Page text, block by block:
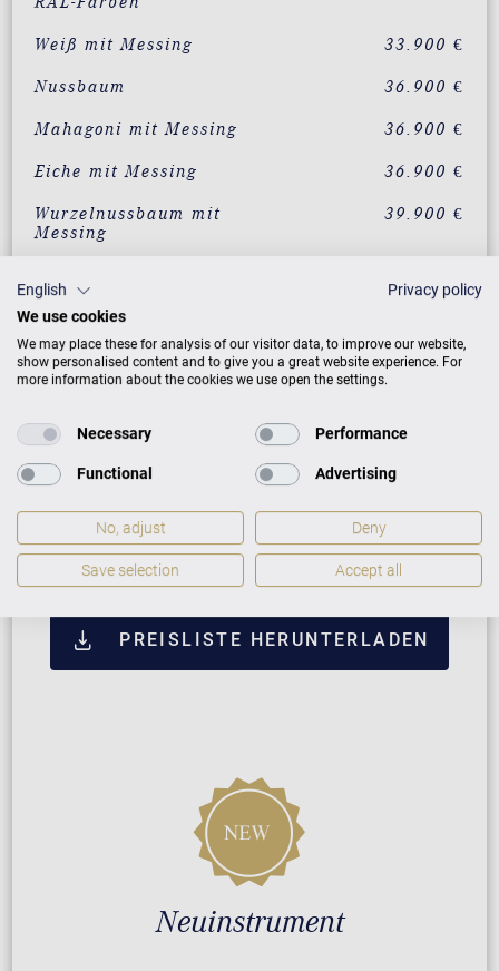
Weiß mit Messing 33.900 €
Nussbaum 36.900 €
Mahagoni mit Messing 36.900 €
Eiche mit Messing 36.900 €
Wurzelnussbaum mit
Messing
39.900 €
Makassar mit Messing
Santos Palisander mit
Messing
39.900 €
Pyramidenmahagoni mit
Messing
ZUSATZLEISTUNGEN FÜR C. BECHSTEIN
RESIDENCE R 6 ELEGANCE
PREISLISTE HERUNTERLADEN
Neuinstrument
English
Privacy policy
We use cookies
We may place these for analysis of our visitor data, to improve our website,
show personalised content and to give you a great website experience. For
more information about the cookies we use open the settings.
Necessary Performance
Functional Advertising
No, adjust Deny
Save selection Accept all